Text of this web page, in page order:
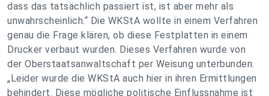
dass das tatsächlich passiert ist, ist aber mehr als
unwahrscheinlich.“ Die WKStA wollte in einem Verfahren
genau die Frage klären, ob diese Festplatten in einem
Drucker verbaut wurden. Dieses Verfahren wurde von
der Oberstaatsanwaltschaft per Weisung unterbunden.
„Leider wurde die WKStA auch hier in ihren Ermittlungen
behindert. Diese mögliche politische Einflussnahme ist